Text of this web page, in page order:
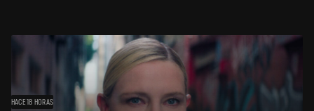
HACE 18 HORAS